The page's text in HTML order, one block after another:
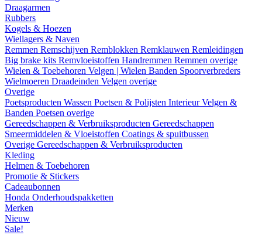
Draagarmen
Rubbers
Kogels & Hoezen
Wiellagers & Naven
Remmen Remschijven Remblokken Remklauwen Remleidingen
Big brake kits Remvloeistoffen Handremmen Remmen overige
Wielen & Toebehoren Velgen | Wielen Banden Spoorverbreders
Wielmoeren Draadeinden Velgen overige
Overige
Poetsproducten Wassen Poetsen & Polijsten InterieurVelgen &
Banden Poetsen overige
Gereedschappen & Verbruiksproducten Gereedschappen
Smeermiddelen & Vloeistoffen Coatings & spuitbussen
Overige Gereedschappen & Verbruiksproducten
Kleding
Helmen & Toebehoren
Promotie & Stickers
Cadeaubonnen
Honda Onderhoudspakketten
Merken
Nieuw
Sale!